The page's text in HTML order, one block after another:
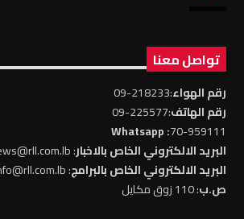
تواصل معنا
رقم الهواء:218233-09
رقم الهاتف:225577-09
70-959111
: Whatsapp
البريد الالكتروني الخاص بالاخبار: news@rll.com.lb
البريد الالكتروني الخاص بالبرامج: info@rll.com.lb
ص.ب: 110 زوق مكايل